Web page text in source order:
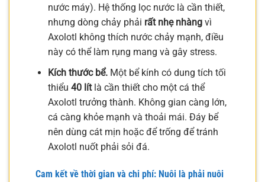
nước máy). Hệ thống lọc nước là cần thiết,
nhưng dòng chảy phải rất nhẹ nhàngvì
Axolotl không thích nước chảy mạnh, điều
này có thể làm rụng mang và gây stress.
Kích thước bể.Một bể kính có dung tích tối
thiểu 40 lítlà cần thiết cho một cá thể
Axolotl trưởng thành. Không gian càng lớn,
cá càng khỏe mạnh và thoải mái. Đáy bể
nên dùng cát mịn hoặc để trống để tránh
Axolotl nuốt phải sỏi đá.
Cam kết về thời gian và chi phí: Nuôi là phải nuôi